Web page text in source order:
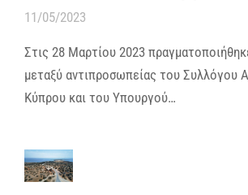
11/05/2023
Στις 28 Μαρτίου 2023
μεταξύ αντιπροσωπείας του Συλλόγου
Κύπρου και του Υπουργού…